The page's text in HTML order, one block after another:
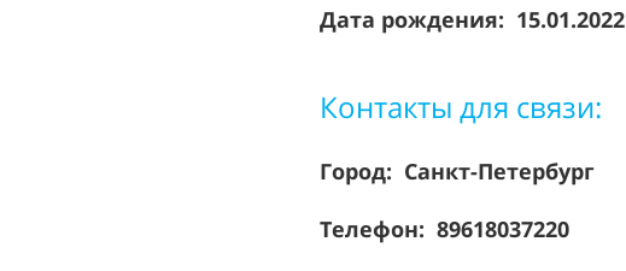
Дата рождения: 15.01.2022
Контакты для связи:
Город: Санкт-Петербург
Телефон: 89618037220